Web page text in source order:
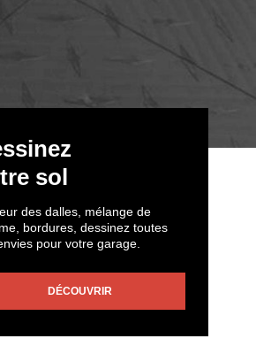
sol
des dalles, mélange de
bordures, dessinez toutes
pour votre garage.
DÉCOUVRIR